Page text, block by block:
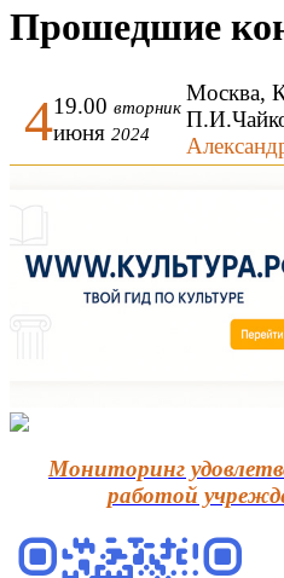
Прошедшие
419.00 вторник
июня 2024
Москва,
Мониторинг
работой